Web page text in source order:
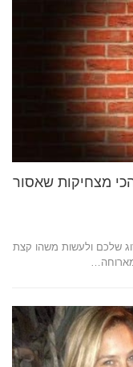
מצחיקות שאסור
שלכם ולעשות משהו קצת